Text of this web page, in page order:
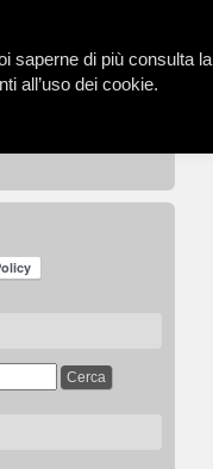
saperne di più consulta la
all’uso dei cookie.